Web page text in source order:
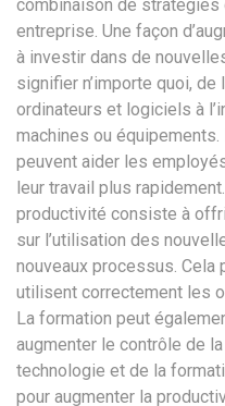
combinaison de stratégies
entreprise. Une façon
à investir dans de
signifier n’importe quoi,
ordinateurs et logiciels à
machines ou
peuvent aider les
leur travail plus
productivité consiste à
sur l’utilisation des
nouveaux processus. Cela
utilisent correctement les
La formation peut
augmenter le contrôle de
technologie et de la
pour augmenter la